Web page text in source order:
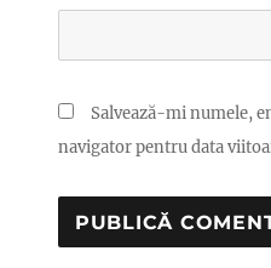
Salvează-mi numele,
navigator pentru data